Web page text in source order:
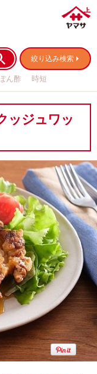
絞り込み検索
ん酢
時短
ッジュワッ